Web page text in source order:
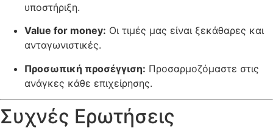
υποστήριξη.
Value for money: Οι τιμές μας είναι ξεκάθαρες και
ανταγωνιστικές.
Προσωπική προσέγγιση: Προσαρμοζόμαστε στις
ανάγκες κάθε επιχείρησης.
Συχνές Ερωτήσεις